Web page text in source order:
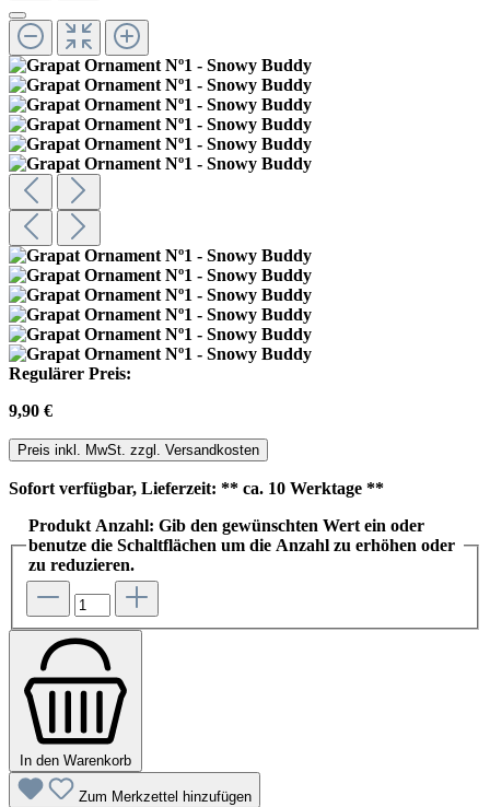
Regulärer Preis:
9,90 €
Preis inkl. MwSt. zzgl. Versandkosten
Sofort verfügbar, Lieferzeit: ** ca. 10 Werktage **
Produkt Anzahl: Gib den gewünschten Wert ein oder
benutze die Schaltflächen um die Anzahl zu erhöhen oder
zu reduzieren.
In den Warenkorb
Zum Merkzettel hinzufügen